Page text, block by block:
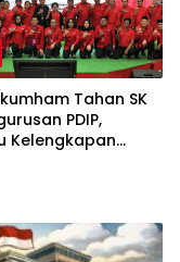
Tahan SK
PDIP,
Kelengkapan